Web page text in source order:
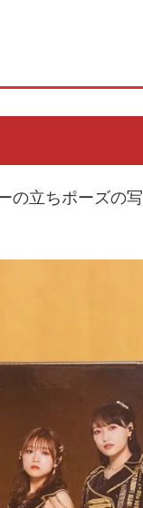
の立ちポーズの